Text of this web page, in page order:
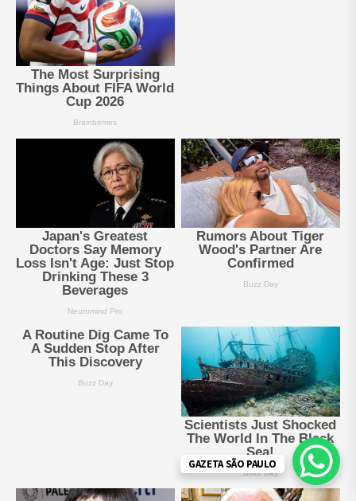
GAZETA SÃO PAULO